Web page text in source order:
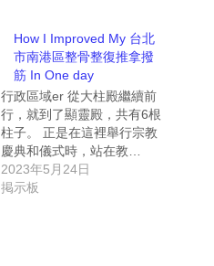
How I Improved My 台北
市南港區整骨整復推拿撥
筋 In One day
行政區域er 從大柱殿繼續前
行，就到了顯靈殿，共有6根
柱子。 正是在這裡舉行宗教
慶典和儀式時，站在教…
2023年5月24日
掲示板